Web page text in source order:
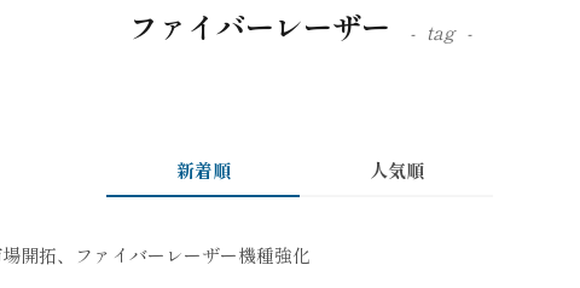
ファイバーレーザー tag
新着順 人気順